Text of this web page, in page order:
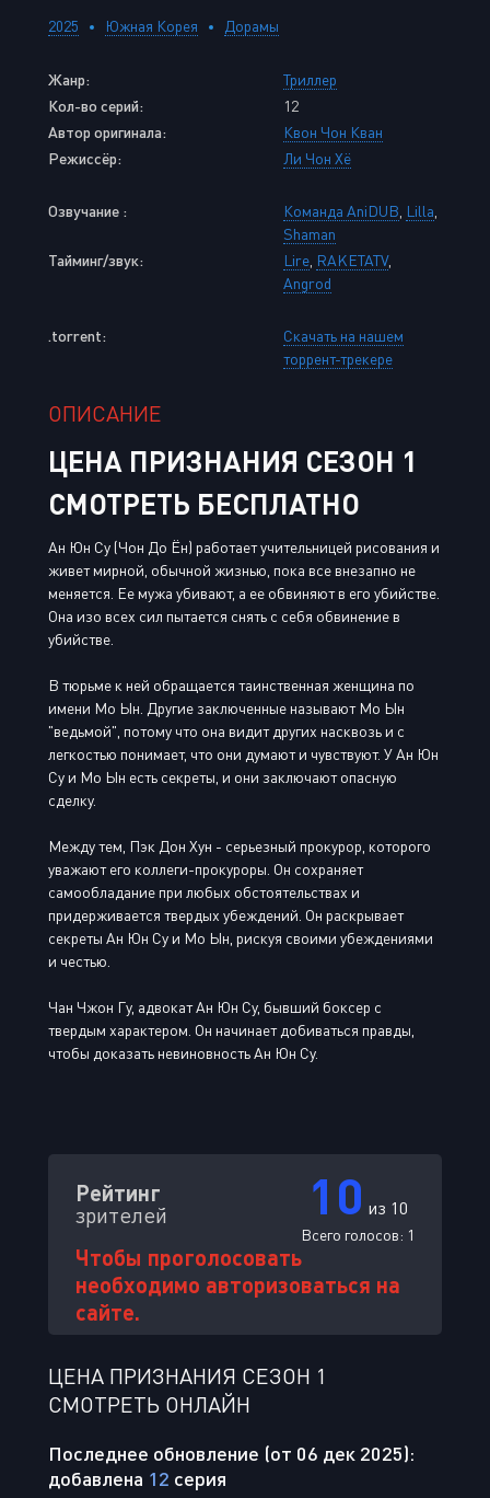
2025 Южная Корея Дорамы
Жанр:
Триллер
Кол-во серий:
12
Автор оригинала:
Квон Чон Кван
Режиссёр:
Ли Чон Хё
Озвучание : Команда AniDUB Lilla
Shaman
Тайминг/звук:
Lire RAKETATV,
Angrod
.torrent:
Скачать на нашем
торрент-трекере
ОПИСАНИЕ
ЦЕНА ПРИЗНАНИЯ СЕЗОН 1
СМОТРЕТЬ БЕСПЛАТНО
Ан Юн Су (Чон До Ён) работает учительницей рисования и
живет мирной, обычной жизнью, пока все внезапно не
меняется. Ее мужа убивают, а ее обвиняют в его убийстве.
Она изо всех сил пытается снять с себя обвинение в
убийстве.
В тюрьме к ней обращается таинственная женщина по
имени Мо Ын. Другие заключенные называют Мо Ын
"ведьмой", потому что она видит других насквозь и с
легкостью понимает, что они думают и чувствуют. У Ан Юн
Су и Мо Ын есть секреты, и они заключают опасную
сделку.
Между тем, Пэк Дон Хун - серьезный прокурор, которого
уважают его коллеги-прокуроры. Он сохраняет
самообладание при любых обстоятельствах и
придерживается твердых убеждений. Он раскрывает
секреты Ан Юн Су и Мо Ын, рискуя своими убеждениями
и честью.
Чан Чжон Гу, адвокат Ан Юн Су, бывший боксер с
твердым характером. Он начинает добиваться правды,
чтобы доказать невиновность Ан Юн Су.
Рейтинг
зрителей 10 из 10
Всего голосов: 1
Чтобы проголосовать
необходимо авторизоваться на
сайте.
ЦЕНА ПРИЗНАНИЯ СЕЗОН 1
СМОТРЕТЬ ОНЛАЙН
Последнее обновление (от 06 дек 2025):
добавлена 12 серия